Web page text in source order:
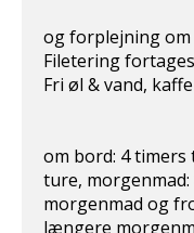
og forplejning om
Filetering
Fri øl & vand,
om bord: 4 timers
ture,
morgenmad og
længere